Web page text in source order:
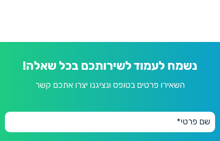
נשמח לעמוד לשירותכם בכל שאלה!
השאירו פרטים בטופס ונציגנו יצרו אתכם קשר